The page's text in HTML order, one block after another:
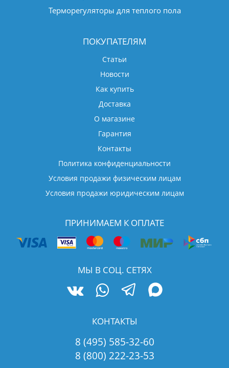
Терморегуляторы для теплого пола
ПОКУПАТЕЛЯМ
Статьи
Новости
Как купить
Доставка
О магазине
Гарантия
Контакты
Политика конфиденциальности
Условия продажи физическим лицам
Условия продажи юридическим лицам
ПРИНИМАЕМ К ОПЛАТЕ
МЫ В СОЦ. СЕТЯХ
КОНТАКТЫ
8 (495) 585-32-60
8 (800) 222-23-53